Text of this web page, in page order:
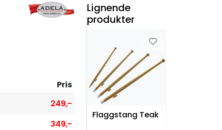
Pris
249,-
349,-
Lignende
produkter
Flaggstang Teak